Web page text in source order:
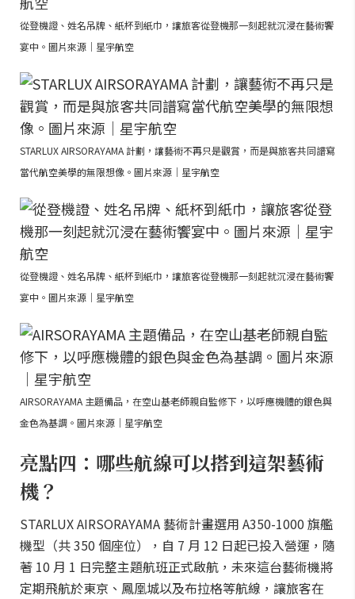
從登機證、姓名吊牌、紙杯到紙巾，讓旅客從登機那一刻起就沉浸在藝術饗
宴中。圖片來源｜星宇航空
STARLUX AIRSORAYAMA 計劃，讓藝術不再只是觀賞，而是與旅客共同譜寫
當代航空美學的無限想像。圖片來源｜星宇航空
從登機證、姓名吊牌、紙杯到紙巾，讓旅客從登機那一刻起就沉浸在藝術饗
宴中。圖片來源｜星宇航空
AIRSORAYAMA 主題備品，在空山基老師親自監修下，以呼應機體的銀色與
金色為基調。圖片來源｜星宇航空
亮點四：哪些航線可以搭到這架藝術
機？
STARLUX AIRSORAYAMA 藝術計畫選用 A350-1000 旗艦
機型（共 350 個座位），自 7 月 12 日起已投入營運，隨
著 10 月 1 日完整主題航班正式啟航，未來這台藝術機將
定期飛航於東京、鳳凰城以及布拉格等航線，讓旅客在